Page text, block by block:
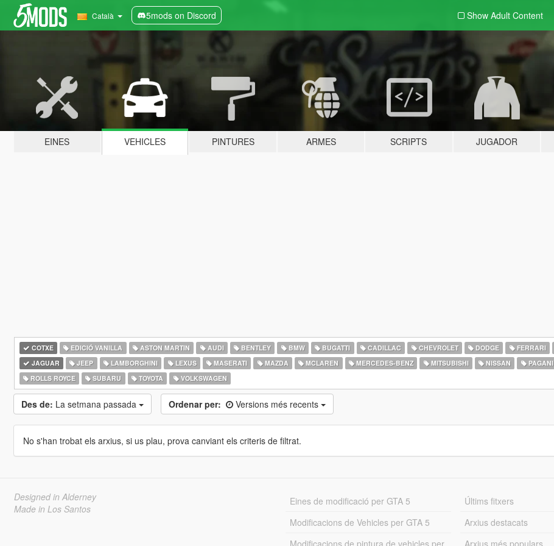
Català 5mods on Discord Show Adult Content
EINES VEHICLES PINTURES ARMES SCRIPTS JUGADOR
COTXE EDICIÓ VANILLA ASTON MARTIN AUDI BENTLEY BMW BUGATTI CADILLAC CHEVROLET DODGE FERRARI
JAGUAR
JEEP LAMBORGHINI LEXUS MASERATI MAZDA MCLAREN MERCEDES-BENZ MITSUBISHI NISSAN PAGANI
ROLLS ROYCE
SUBARU TOYOTA VOLKSWAGEN
Des de: La setmana passada Ordenar per: Versions més recents
No s'han trobat els arxius, si us plau, prova canviant els criteris de filtrat.
Designed in Alderney
Made in Los Santos
Eines de modificació per GTA 5
Modificacions de Vehicles per GTA 5
Modificacions de pintura de vehicles per
Últims fitxers
Arxius destacats
Arxius més populars